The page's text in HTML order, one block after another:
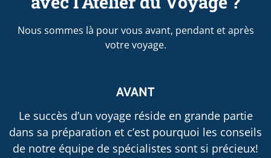
Nous sommes là pour vous avant, pendant et après
votre voyage.
AVANT
Le succès d’un voyage réside en grande partie
dans sa préparation et c’est pourquoi les conseils
de notre équipe de spécialistes sont si précieux!